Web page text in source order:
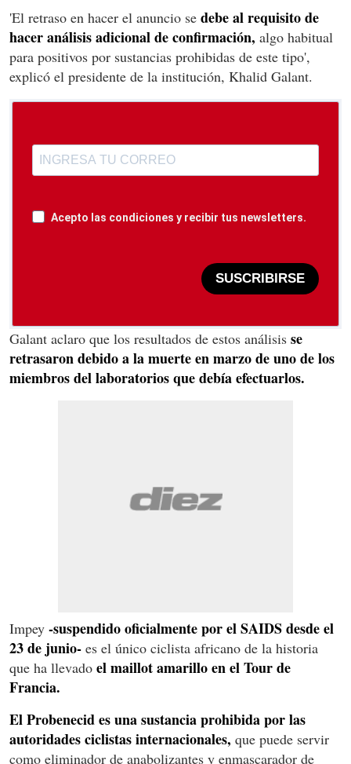
'El retraso en hacer el anuncio se debe al requisito de
hacer análisis adicional de confirmación, algo habitual
para positivos por sustancias prohibidas de este tipo',
explicó el presidente de la institución, Khalid Galant.
Acepto las condiciones y recibir tus newsletters.
SUSCRIBIRSE
Galant aclaro que los resultados de estos análisis se
retrasaron debido a la muerte en marzo de uno de los
miembros del laboratorios que debía efectuarlos.
Impey -suspendido oficialmente por el SAIDS desde el
23 de junio- es el único ciclista africano de la historia
que ha llevado el maillot amarillo en el Tour de
Francia.
El Probenecid es una sustancia prohibida por las
autoridades ciclistas internacionales, que puede servir
como eliminador de anabolizantes y enmascarador de